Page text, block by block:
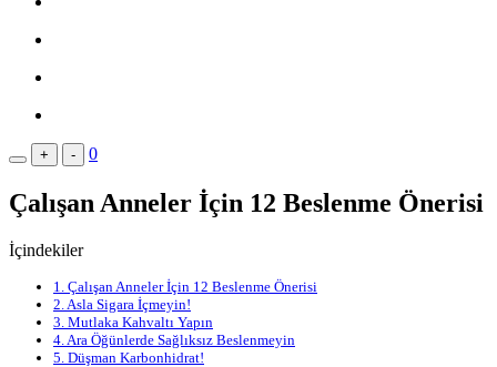
+ - 0
Çalışan Anneler İçin 12 Beslenme Önerisi
İçindekiler
1. Çalışan Anneler İçin 12 Beslenme Önerisi
2. Asla Sigara İçmeyin!
3. Mutlaka Kahvaltı Yapın
4. Ara Öğünlerde Sağlıksız Beslenmeyin
5. Düşman Karbonhidrat!